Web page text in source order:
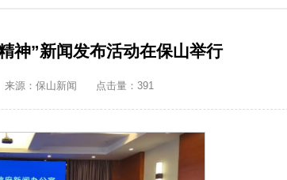
神”新闻发布活动在保山举行
来源：保山新闻 点击量：391